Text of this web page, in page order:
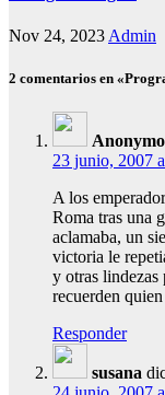
Nov 24, 2023 Admin
2 comentarios en
23 junio, 2007
A los
Roma tras una
aclamaba, un
victoria le
y otras lindezas
recuerden
Responder
susana